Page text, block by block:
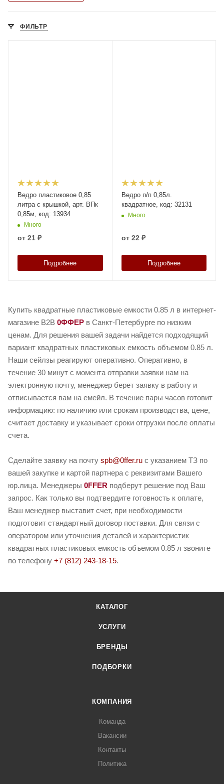
ФИЛЬТР
Ведро пластиковое 0,85
литра с крышкой, арт. ВПк
0,85м, код: 13934
Много
от 21 ₽
Подробнее
Ведро п/п 0,85л.
квадратное, код: 32131
Много
от 22 ₽
Подробнее
Купить квадратные пластиковые емкости 0.85 л в интернет-
магазине B2B 0ФФЕР в Санкт-Петербурге по низким
ценам. Для решения вашей задачи найдется подходящий
вариант квадратных пластиковых емкость объемом 0.85 л.
Наши сейлзы реагируют оперативно. Оперативно, в
течение 30 минут с момента отправки заявки нам на
электронную почту, менеджер берет заявку в работу и
отписывается вам на емейл. В течение пары часов готовит
информацию: по наличию или срокам производства, цене,
считает доставку и указывает сроки отгрузки после оплаты
счета.
Сделайте заявку на почту spb@0ffer.ru с указанием ТЗ по
вашей закупке и картой партнера с реквизитами Вашего
юр.лица. Менеджеры 0FFER подберут решение под Ваш
запрос. Как только вы подтвердите готовность к оплате,
Ваш менеджер выставит счет, при необходимости
подготовит стандартный договор поставки. Для связи с
оператором или уточнения деталей и характеристик
квадратных пластиковых емкость объемом 0.85 л звоните
по телефону +7 (812) 243-18-15.
КАТАЛОГ
УСЛУГИ
БРЕНДЫ
ПОДБОРКИ
КОМПАНИЯ
Команда
Вакансии
Контакты
Политика